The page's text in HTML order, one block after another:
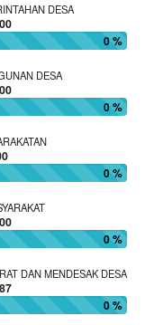
DESA
0 %
DESA
0 %
0 %
0 %
DAN MENDESAK DESA
0 %